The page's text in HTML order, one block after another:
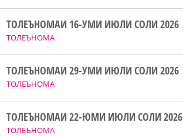
ТОЛЕЪНОМА
ТОЛЕЪНОМАИ 16-УМИ ИЮЛИ СОЛИ 2026
ТОЛЕЪНОМА
ТОЛЕЪНОМАИ 29-УМИ ИЮЛИ СОЛИ 2026
ТОЛЕЪНОМА
ТОЛЕЪНОМАИ 22-ЮМИ ИЮЛИ СОЛИ 2026